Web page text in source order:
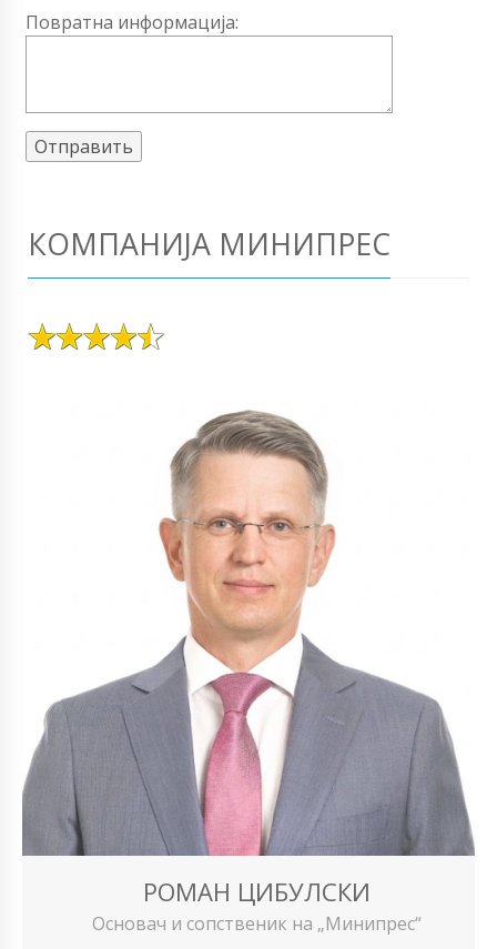
Повратна информација:
КОМПАНИЈА МИНИПРЕС
РОМАН ЦИБУЛСКИ
Основач и сопственик на „Минипрес“